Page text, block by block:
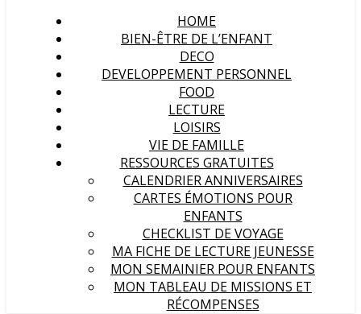
HOME
BIEN-ÊTRE DE L’ENFANT
DECO
DEVELOPPEMENT PERSONNEL
FOOD
LECTURE
LOISIRS
VIE DE FAMILLE
RESSOURCES GRATUITES
CALENDRIER ANNIVERSAIRES
CARTES ÉMOTIONS POUR
ENFANTS
CHECKLIST DE VOYAGE
MA FICHE DE LECTURE JEUNESSE
MON SEMAINIER POUR ENFANTS
MON TABLEAU DE MISSIONS ET
RÉCOMPENSES